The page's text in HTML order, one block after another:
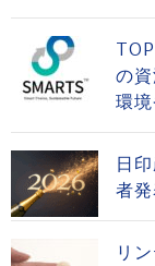
の
環
日
者
リ